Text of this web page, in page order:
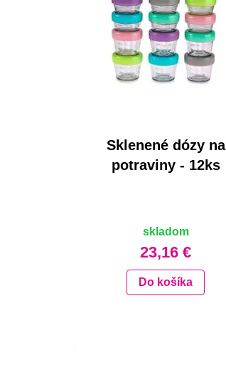
Sklenené dózy na
potraviny - 12ks
skladom
23,16 €
Do košíka